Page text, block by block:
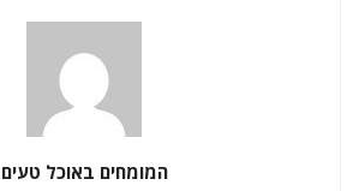
המומחים באוכל טעים